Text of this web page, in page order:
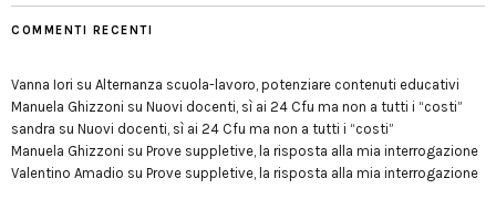
COMMENTI RECENTI
Vanna Iori su Alternanza scuola-lavoro, potenziare contenuti educativi
Manuela Ghizzoni su Nuovi docenti, sì ai 24 Cfu ma non a tutti i “costi”
sandra su Nuovi docenti, sì ai 24 Cfu ma non a tutti i “costi”
Manuela Ghizzoni su Prove suppletive, la risposta alla mia interrogazione
Valentino Amadio su Prove suppletive, la risposta alla mia interrogazione